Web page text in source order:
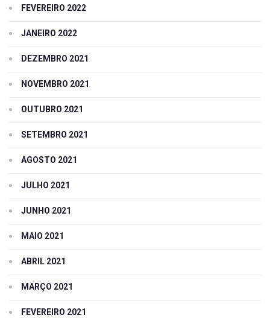
FEVEREIRO 2022
JANEIRO 2022
DEZEMBRO 2021
NOVEMBRO 2021
OUTUBRO 2021
SETEMBRO 2021
AGOSTO 2021
JULHO 2021
JUNHO 2021
MAIO 2021
ABRIL 2021
MARÇO 2021
FEVEREIRO 2021